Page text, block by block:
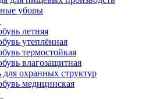
уборы
летняя
утеплённая
термостойкая
влагозащитная
для охранных структур
медицинская